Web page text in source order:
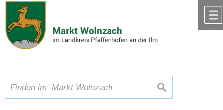
Zum Inhalt,zur Navigation
Schriftgröße A A A suchen